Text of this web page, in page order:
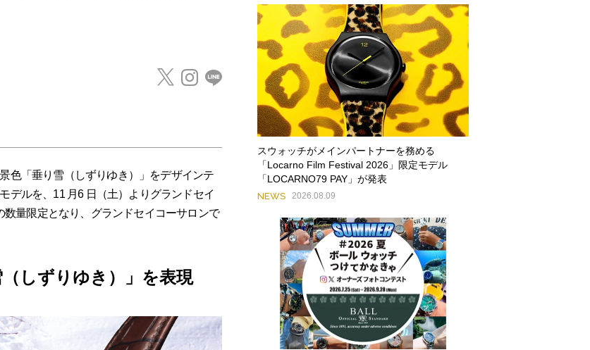
色「垂り雪（しずりゆき）」をデザインテ
デルを、11 月6 日（土）よりグランドセイ
量限定となり、グランドセイコーサロンで
しずりゆき）」を表現
スウォッチがメインパートナーを務める
「Locarno Film Festival 2026」限定モデル
「LOCARNO79 PAY」が発表
NEWS 2026.08.09